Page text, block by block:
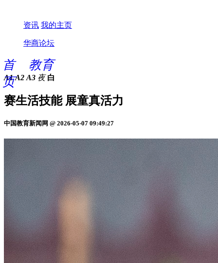
资讯 我的主页
华商论坛
首
页
教育
A1 A2 A3 夜 白
赛生活技能 展童真活力
中国教育新闻网 @ 2026-05-07 09:49:27